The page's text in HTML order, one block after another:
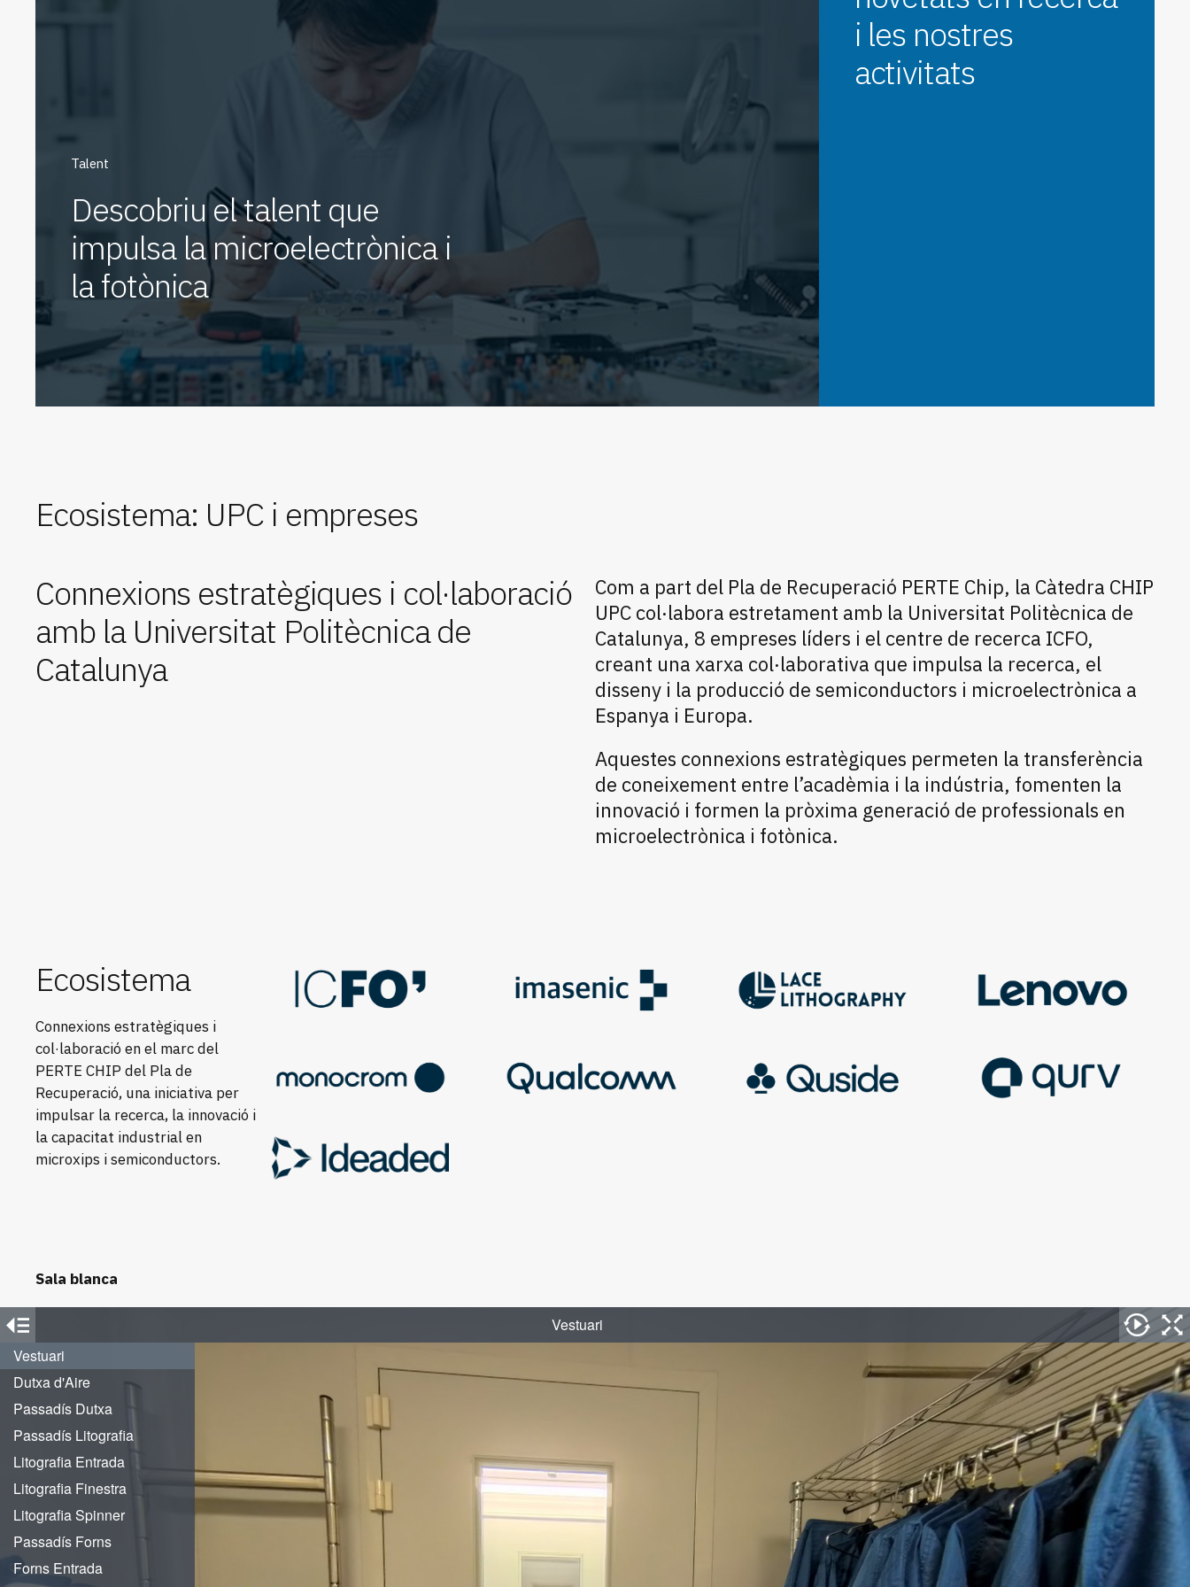
Talent
Descobriu el talent que
impulsa la microelectrònica i
la fotònica
i les nostres
activitats
Ecosistema: UPC i empreses
Connexions estratègiques i col·laboració
amb la Universitat Politècnica de
Catalunya
Com a part del Pla de Recuperació PERTE Chip, la Càtedra CHIP
UPC col·labora estretament amb la Universitat Politècnica de
Catalunya, 8 empreses líders i el centre de recerca ICFO,
creant una xarxa col·laborativa que impulsa la recerca, el
disseny i la producció de semiconductors i microelectrònica a
Espanya i Europa.
Aquestes connexions estratègiques permeten la transferència
de coneixement entre l’acadèmia i la indústria, fomenten la
innovació i formen la pròxima generació de professionals en
microelectrònica i fotònica.
Ecosistema
Connexions estratègiques i
col·laboració en el marc del
PERTE CHIP del Pla de
Recuperació, una iniciativa per
impulsar la recerca, la innovació i
la capacitat industrial en
microxips i semiconductors.
Sala blanca